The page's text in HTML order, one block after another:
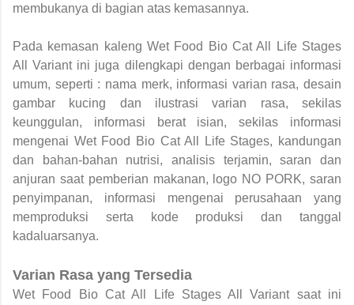
membukanya di bagian atas kemasannya.
Pada kemasan kaleng Wet Food Bio Cat All Life Stages
All Variant ini juga dilengkapi dengan berbagai informasi
umum, seperti : nama merk, informasi varian rasa, desain
gambar kucing dan ilustrasi varian rasa, sekilas
keunggulan, informasi berat isian, sekilas informasi
mengenai Wet Food Bio Cat All Life Stages, kandungan
dan bahan-bahan nutrisi, analisis terjamin, saran dan
anjuran saat pemberian makanan, logo NO PORK, saran
penyimpanan, informasi mengenai perusahaan yang
memproduksi serta kode produksi dan tanggal
kadaluarsanya.
Varian Rasa yang Tersedia
Wet Food Bio Cat All Life Stages All Variant saat ini